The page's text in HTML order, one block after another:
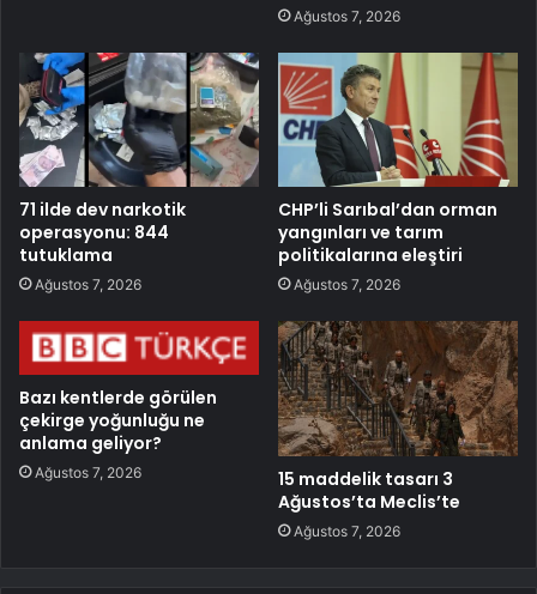
Ağustos 7, 2026
71 ilde dev narkotik
operasyonu: 844
tutuklama
Ağustos 7, 2026
CHP’li Sarıbal’dan orman
yangınları ve tarım
politikalarına eleştiri
Ağustos 7, 2026
Bazı kentlerde görülen
çekirge yoğunluğu ne
anlama geliyor?
Ağustos 7, 2026
15 maddelik tasarı 3
Ağustos’ta Meclis’te
Ağustos 7, 2026